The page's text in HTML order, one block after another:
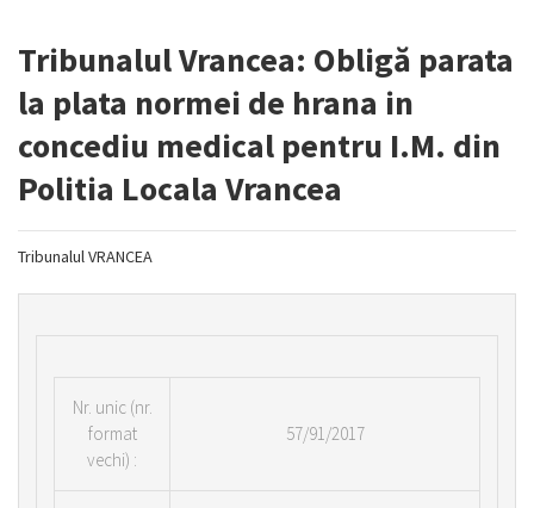
Tribunalul Vrancea: Obligă parata
la plata normei de hrana in
concediu medical pentru I.M. din
Politia Locala Vrancea
Tribunalul VRANCEA
Nr. unic (nr.
format
vechi) :
57/91/2017